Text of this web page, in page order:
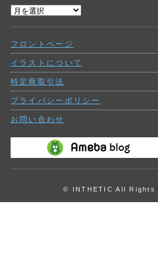
リ
ー
過
投
稿
フロントページ
イラストについて
特定商取引法
プライバシーポリシー
お問い合わせ
© INTHETIC All Rights